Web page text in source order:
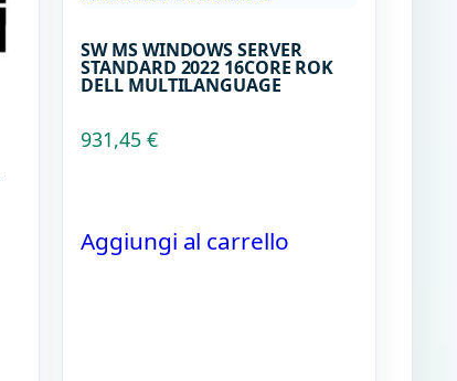
SW MS WINDOWS SERVER
STANDARD 2022 16CORE ROK
DELL MULTILANGUAGE
931,45 €
Aggiungi al carrello